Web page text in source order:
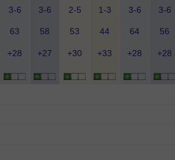
3-6
3-6
2-5
1-3
3-6
3-6
63 58 53 44 64 56
+28 +27 +30 +33 +28 +28